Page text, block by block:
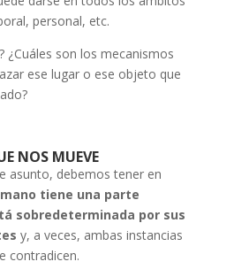
personal, etc.
¿Cuáles son los mecanismos
ese lugar o ese objeto que
NOS MUEVE
asunto, debemos tener en
tiene una parte
sobredeterminada por sus
y, a veces, ambas instancias
contradicen.